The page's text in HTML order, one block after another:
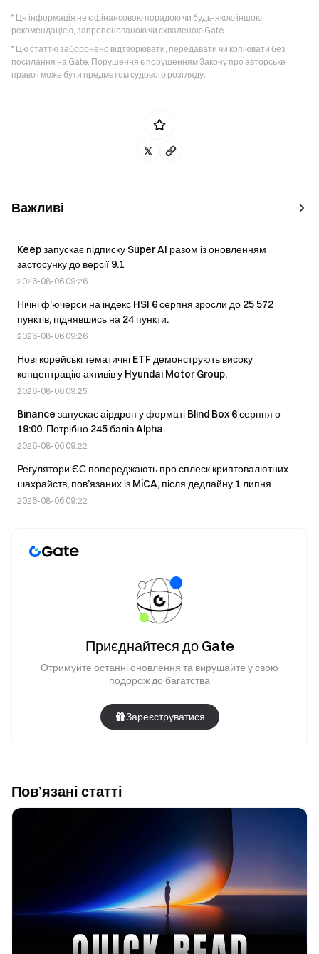
* Ця інформація не є фінансовою порадою чи будь-якою іншою
рекомендацією, запропонованою чи схваленою Gate.
* Цю статтю заборонено відтворювати, передавати чи копіювати без
посилання на Gate. Порушення є порушенням Закону про авторське
право і може бути предметом судового розгляду.
Важливі
Keep запускає підписку Super AI разом із оновленням
застосунку до версії 9.1
2026-08-06 09:26
Нічні ф’ючерси на індекс HSI 6 серпня зросли до 25 572
пунктів, піднявшись на 24 пункти.
2026-08-06 09:26
Нові корейські тематичні ETF демонструють високу
концентрацію активів у Hyundai Motor Group.
2026-08-06 09:25
Binance запускає аірдроп у форматі Blind Box 6 серпня о
19:00. Потрібно 245 балів Alpha.
2026-08-06 09:22
Регулятори ЄС попереджають про сплеск криптовалютних
шахрайств, пов’язаних із MiCA, після дедлайну 1 липня
2026-08-06 09:22
Приєднайтеся до Gate
Отримуйте останні оновлення та вирушайте у свою
подорож до багатства
Зареєструватися
Пов’язані статті